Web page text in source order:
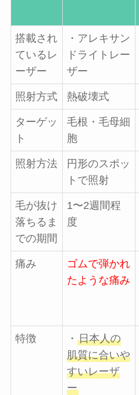
搭載され
ているレ
ーザー
・アレキサン
ドライトレー
ザー
照射方式 熱破壊式
ターゲッ
ト
毛根・毛母細
胞
照射方法
円形のスポッ
トで照射
毛が抜け
落ちるま
での期間
1〜2週間程
度
痛み
ゴムで弾かれ
たような痛み
特徴 ・ 日本人の
肌質に合いや
すいレーザ
ー